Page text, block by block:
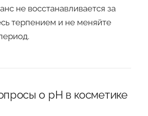
не восстанавливается за
терпением и не меняйте
о pH в косметике